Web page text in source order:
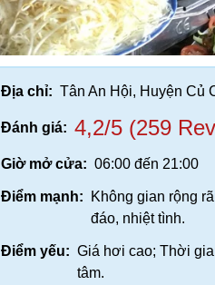
Địa chỉ: Tân An Hội, Huyện Củ
Đánh giá: 4,2/5 (259
Giờ mở cửa: 06:00 đến 21:00
Điểm mạnh:
Không gian rộng
đáo, nhiệt tình.
Điểm yếu: Giá hơi cao; Thời
tâm.